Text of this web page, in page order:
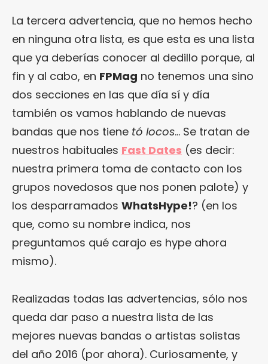
La tercera advertencia, que no hemos hecho
en ninguna otra lista, es que esta es una lista
que ya deberías conocer al dedillo porque, al
fin y al cabo, en FPMag no tenemos una sino
dos secciones en las que día sí y día
también os vamos hablando de nuevas
bandas que nos tiene tó locos… Se tratan de
nuestros habituales Fast Dates (es decir:
nuestra primera toma de contacto con los
grupos novedosos que nos ponen palote) y
los desparramados WhatsHype!? (en los
que, como su nombre indica, nos
preguntamos qué carajo es hype ahora
mismo).
Realizadas todas las advertencias, sólo nos
queda dar paso a nuestra lista de las
mejores nuevas bandas o artistas solistas
del año 2016 (por ahora). Curiosamente, y